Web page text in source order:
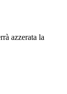
azzerata la